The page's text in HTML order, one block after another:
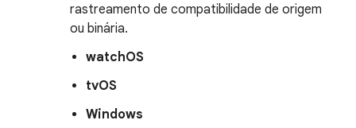
rastreamento de compatibilidade de origem
ou binária.
watchOS
tvOS
Windows